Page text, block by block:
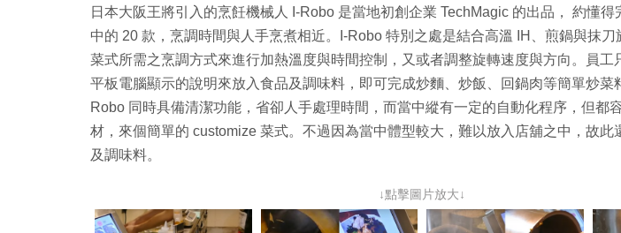
1
%
日本大阪王將引入的烹飪機械人 I-Robo 是當地初創企業 TechMagic 的出品， 約懂得
中的 20 款，烹調時間與人手烹煮相近。I-Robo 特別之處是結合高溫 IH、煎鍋與抹
菜式所需之烹調方式來進行加熱溫度與時間控制，又或者調整旋轉速度與方向。員工
平板電腦顯示的說明來放入食品及調味料，即可完成炒麵、炒飯、回鍋肉等簡單炒菜
Robo 同時具備清潔功能，省卻人手處理時間，而當中縱有一定的自動化程序，但都
材，來個簡單的 customize 菜式。不過因為當中體型較大，難以放入店舖之中，故此
及調味料。
↓點擊圖片放大↓